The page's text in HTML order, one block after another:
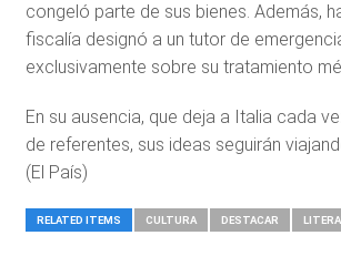
congeló parte de sus bienes. Además,
fiscalía designó a un tutor de
exclusivamente sobre su tratamiento
En su ausencia, que deja a Italia cada
de referentes, sus ideas seguirán
(El País)
RELATED ITEMS CULTURA DESTACAR